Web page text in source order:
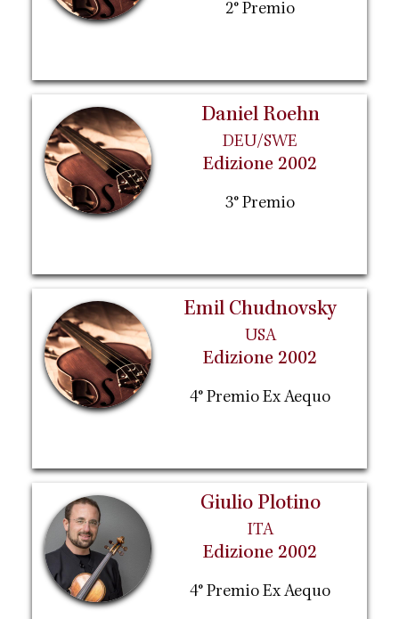
2° Premio
Daniel Roehn
DEU/SWE
Edizione 2002
3° Premio
Emil Chudnovsky
USA
Edizione 2002
4° Premio Ex Aequo
Giulio Plotino
ITA
Edizione 2002
4° Premio Ex Aequo